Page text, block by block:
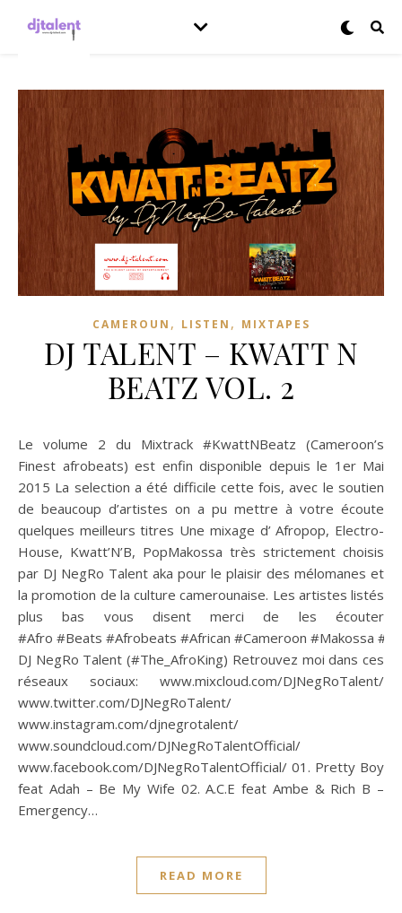
CAMEROUN , LISTEN , MIXTAPES
DJ TALENT – KWATT N
BEATZ VOL. 2
Le volume 2 du Mixtrack #KwattNBeatz (Cameroon’s
Finest afrobeats) est enfin disponible depuis le 1er Mai
2015 La selection a été difficile cette fois, avec le soutien
de beaucoup d’artistes on a pu mettre à votre écoute
quelques meilleurs titres Une mixage d’ Afropop, Electro-
House, Kwatt’N’B, PopMakossa très strictement choisis
par DJ NegRo Talent aka pour le plaisir des mélomanes et
la promotion de la culture camerounaise. Les artistes listés
plus bas vous disent merci de les écouter
#Afro #Beats #Afrobeats #African #Cameroon #Makossa
DJ NegRo Talent (#The_AfroKing) Retrouvez moi dans ces
réseaux sociaux: www.mixcloud.com/DJNegRoTalent/
www.twitter.com/DJNegRoTalent/
www.instagram.com/djnegrotalent/
www.soundcloud.com/DJNegRoTalentOfficial/
www.facebook.com/DJNegRoTalentOfficial/ 01. Pretty Boy
feat Adah – Be My Wife 02. A.C.E feat Ambe & Rich B –
Emergency…
READ MORE